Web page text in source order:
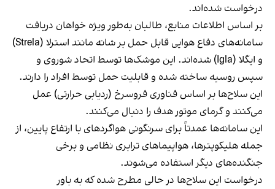
درخواست شده‌اند.
بر اساس اطلاعات منابع، طالبان به‌طور ویژه خواهان دریافت
سامانه‌های دفاع هوایی قابل حمل بر شانه مانند استرلا (Strela)
و ایگلا (Igla) شده‌اند. این موشک‌ها توسط اتحاد شوروی و
سپس روسیه ساخته شده و قابلیت حمل توسط افراد را دارند.
این سلاح‌ها بر اساس فناوری فروسرخ (ردیابی حرارتی) عمل
می‌کنند و گرمای موتور هدف را دنبال می‌کنند.
این سامانه‌ها عمدتاً برای سرنگونی هواگردهای با ارتفاع پایین، از
جمله هلیکوپترها، هواپیماهای ترابری نظامی و برخی
جنگنده‌های دیگر استفاده می‌شوند.
درخواست این سلاح‌ها در حالی مطرح شده که به باور